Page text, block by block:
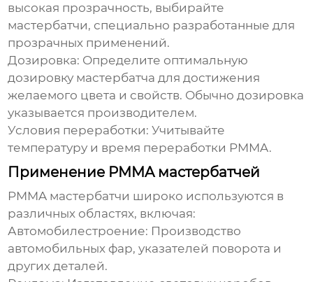
высокая прозрачность, выбирайте
мастербатчи, специально разработанные для
прозрачных применений.
Дозировка: Определите оптимальную
дозировку мастербатча для достижения
желаемого цвета и свойств. Обычно дозировка
указывается производителем.
Условия переработки: Учитывайте
температуру и время переработки PMMA.
Применение PMMA мастербатчей
PMMA мастербатчи широко используются в
различных областях, включая:
Автомобилестроение: Производство
автомобильных фар, указателей поворота и
других деталей.